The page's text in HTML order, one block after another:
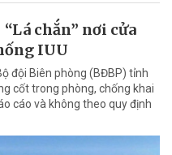
chắn” nơi cửa
IUU
đội Biên phòng (BĐBP) tỉnh
cốt trong phòng, chống khai
cáo và không theo quy định